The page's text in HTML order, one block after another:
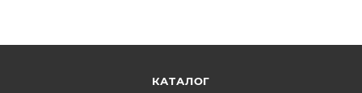
КАТАЛОГ